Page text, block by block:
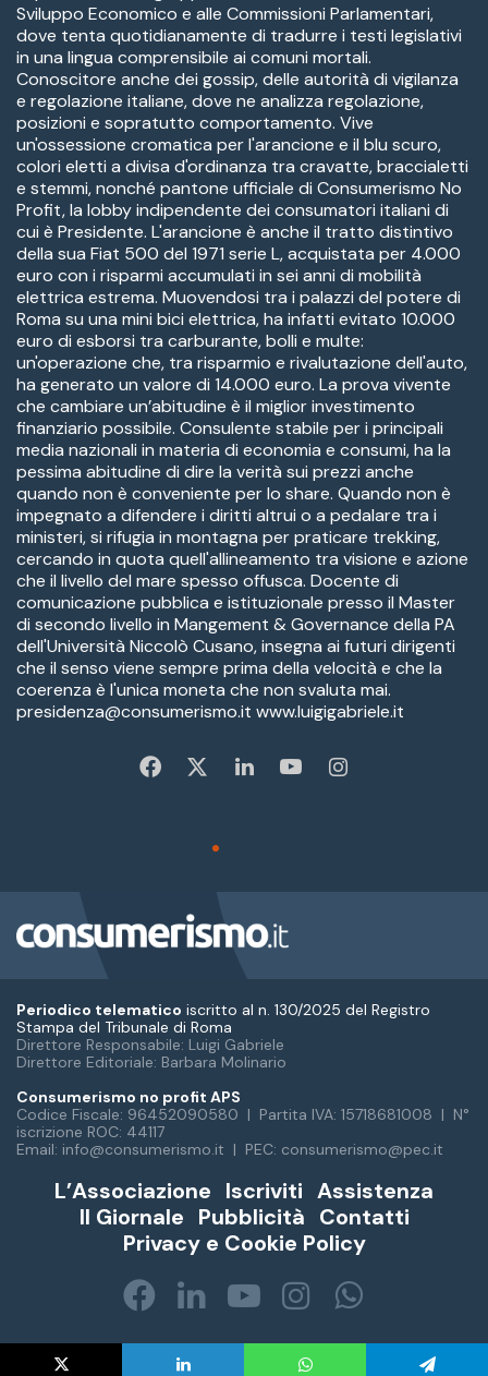
Periodico telematico iscritto al n. 130/2025 del Registro
Stampa del Tribunale di Roma
Direttore Responsabile: Luigi Gabriele
Direttore Editoriale: Barbara Molinario
Consumerismo no profit APS
Codice Fiscale: 96452090580 | Partita IVA: 15718681008 | N°
iscrizione ROC: 44117
Email: info@consumerismo.it | PEC: consumerismo@pec.it
L’Associazione Iscriviti Assistenza
Il Giornale Pubblicità Contatti
Privacy e Cookie Policy
Facebook
LinkedIn
You
Tube
Instagram